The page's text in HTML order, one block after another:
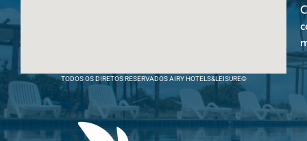
TODOS OS DIRETOS RESERVADOS AIRY HOTELS&LEISURE©